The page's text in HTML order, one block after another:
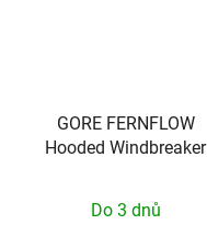
GORE FERNFLOW
Hooded Windbreaker
Do 3 dnů